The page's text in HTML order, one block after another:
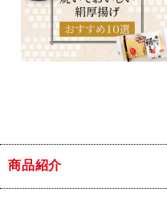
商品紹介